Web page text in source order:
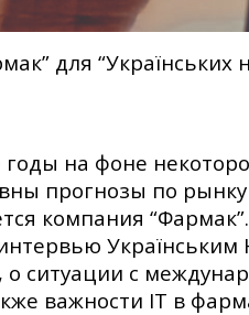
для “Українських
на фоне
прогнозы по
компания
ситуации с
важности IT в